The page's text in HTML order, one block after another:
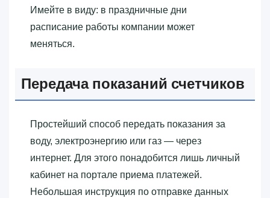
Имейте в виду: в праздничные дни
расписание работы компании может
меняться.
Передача показаний счетчиков
Простейший способ передать показания за
воду, электроэнергию или газ — через
интернет. Для этого понадобится лишь личный
кабинет на портале приема платежей.
Небольшая инструкция по отправке данных